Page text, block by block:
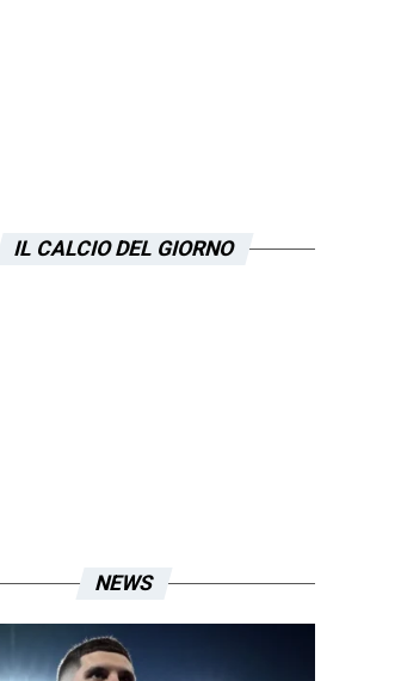
IL CALCIO DEL GIORNO
NEWS